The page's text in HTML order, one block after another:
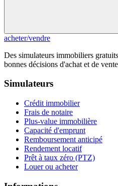
acheter/vendre
Des simulateurs immobiliers
bonnes décisions d'achat et de
Simulateurs
Crédit immobilier
Frais de notaire
Plus-value immobilière
Capacité d'emprunt
Remboursement anticipé
Rendement locatif
Prêt à taux zéro (PTZ)
Louer ou acheter